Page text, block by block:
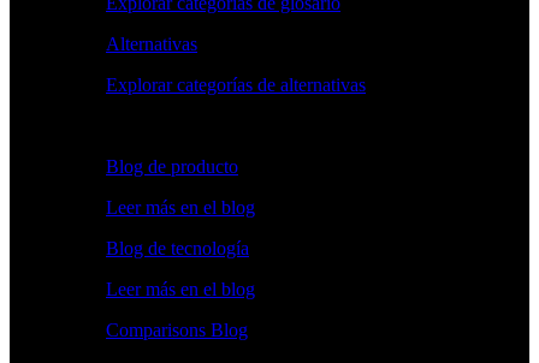
Alternativas
Explorar categorías de alternativas
Blog de producto
Leer más en el blog
Blog de tecnología
Leer más en el blog
Comparisons Blog